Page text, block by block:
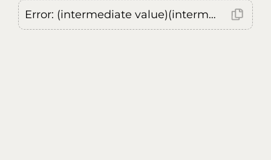
Error: (intermediate value)(intermediate value)(intermediate value).replaceAll is not a function